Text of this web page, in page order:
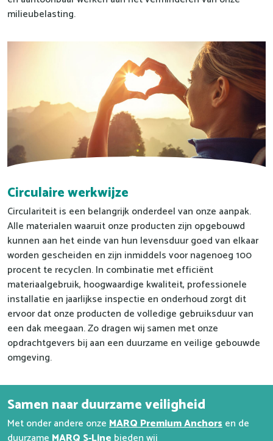
milieubelasting.
Circulaire werkwijze
Circulariteit is een belangrijk onderdeel van onze aanpak.
Alle materialen waaruit onze producten zijn opgebouwd
kunnen aan het einde van hun levensduur goed van elkaar
worden gescheiden en zijn inmiddels voor nagenoeg 100
procent te recyclen. In combinatie met efficiënt
materiaalgebruik, hoogwaardige kwaliteit, professionele
installatie en jaarlijkse inspectie en onderhoud zorgt dit
ervoor dat onze producten de volledige gebruiksduur van
een dak meegaan. Zo dragen wij samen met onze
opdrachtgevers bij aan een duurzame en veilige gebouwde
omgeving.
Samen naar duurzame veiligheid
Met onder andere onzeMARQ Premium Anchorsen de